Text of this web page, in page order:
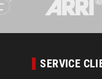
SERVICE